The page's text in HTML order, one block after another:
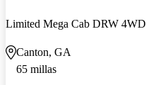
Limited Mega Cab DRW 4WD
Canton, GA
65 millas